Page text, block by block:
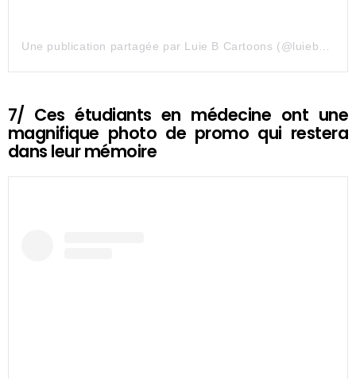
7/ Ces étudiants en médecine ont une
magnifique photo de promo qui restera
dans leur mémoire